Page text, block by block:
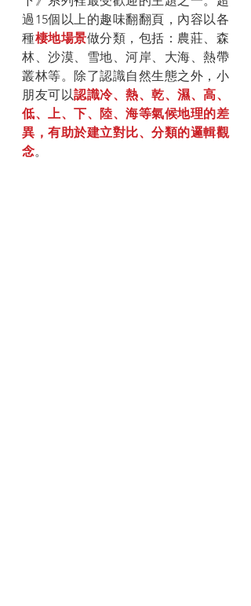
過15個以上的趣味翻翻頁，內容以各
種棲地場景做分類，包括：農莊、森
林、沙漠、雪地、河岸、大海、熱帶
叢林等。除了認識自然生態之外，小
朋友可以認識冷、熱、乾、濕、高、
低、上、下、陸、海等氣候地理的差
異，有助於建立對比、分類的邏輯觀
念。